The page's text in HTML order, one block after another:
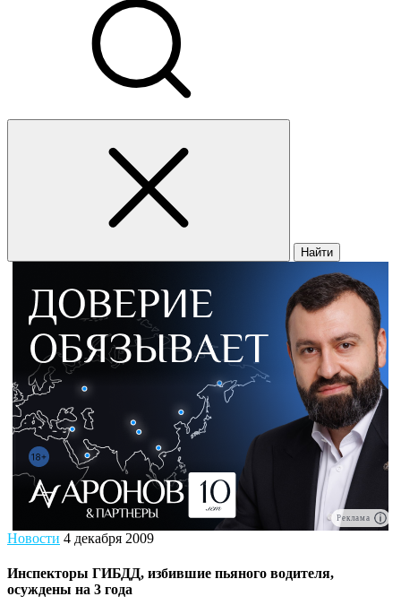
Найти
Реклама
Новости 4 декабря 2009
Инспекторы ГИБДД, избившие пьяного водителя,
осуждены на 3 года